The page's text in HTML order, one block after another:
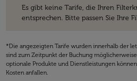
Es gibt keine Tarife, die Ihren
entsprechen. Bitte passen Sie Ihre
*Die angezeigten Tarife wurden innerhalb der
sind zum Zeitpunkt der Buchung
optionale Produkte und Dienstleistungen
Kosten anfallen.